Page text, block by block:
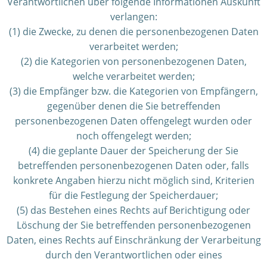
verlangen:
(1) die Zwecke, zu denen die personenbezogenen Daten
verarbeitet werden;
(2) die Kategorien von personenbezogenen Daten,
welche verarbeitet werden;
(3) die Empfänger bzw. die Kategorien von Empfängern,
gegenüber denen die Sie betreffenden
personenbezogenen Daten offengelegt wurden oder
noch offengelegt werden;
(4) die geplante Dauer der Speicherung der Sie
betreffenden personenbezogenen Daten oder, falls
konkrete Angaben hierzu nicht möglich sind, Kriterien
für die Festlegung der Speicherdauer;
(5) das Bestehen eines Rechts auf Berichtigung oder
Löschung der Sie betreffenden personenbezogenen
Daten, eines Rechts auf Einschränkung der Verarbeitung
durch den Verantwortlichen oder eines